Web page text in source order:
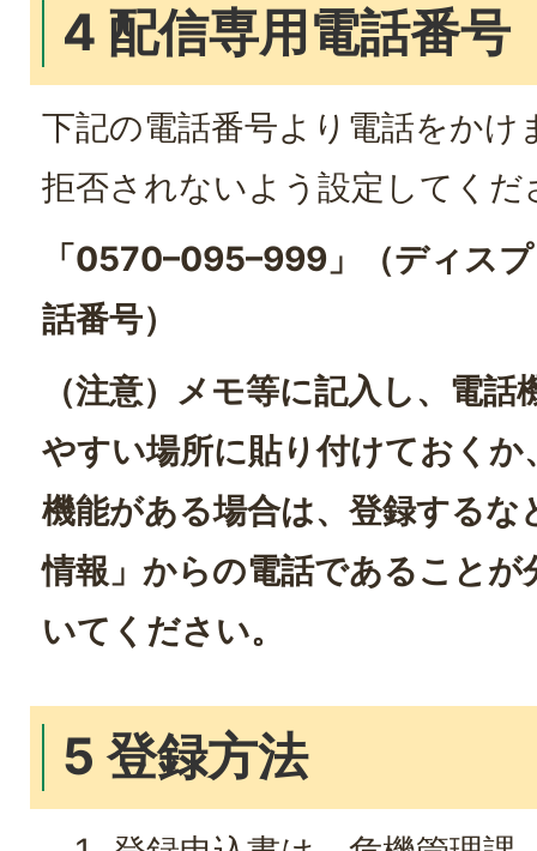
4 配信専用電話番号
下記の電話番号より電話をかけ
拒否されないよう設定してくだ
「0570–095–999」（ディス
話番号）
（注意）メモ等に記入し、電
やすい場所に貼り付けておくか
機能がある場合は、登録するな
情報」からの電話であること
いてください。
5 登録方法